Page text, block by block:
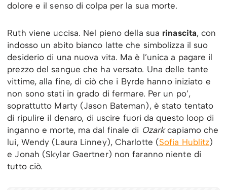
dolore e il senso di colpa per la sua morte.
Ruth viene uccisa. Nel pieno della sua rinascita, con
indosso un abito bianco latte che simbolizza il suo
desiderio di una nuova vita. Ma è l’unica a pagare il
prezzo del sangue che ha versato. Una delle tante
vittime, alla fine, di ciò che i Byrde hanno iniziato e
non sono stati in grado di fermare. Per un po’,
soprattutto Marty (Jason Bateman), è stato tentato
di ripulire il denaro, di uscire fuori da questo loop di
inganno e morte, ma dal finale di Ozarkcapiamo che
lui, Wendy (Laura Linney), Charlotte (Sofia Hublitz)
e Jonah (Skylar Gaertner) non faranno niente di
tutto ciò.